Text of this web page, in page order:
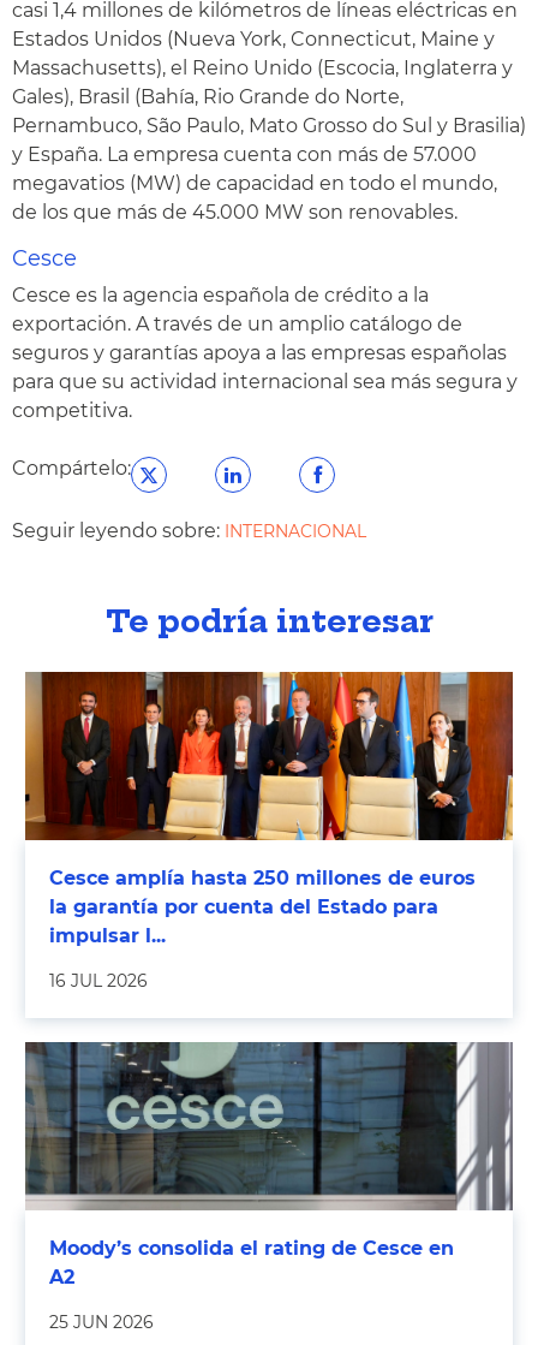
casi 1,4 millones de kilómetros de líneas eléctricas en
Estados Unidos (Nueva York, Connecticut, Maine y
Massachusetts), el Reino Unido (Escocia, Inglaterra y
Gales), Brasil (Bahía, Rio Grande do Norte,
Pernambuco, São Paulo, Mato Grosso do Sul y Brasilia)
y España. La empresa cuenta con más de 57.000
megavatios (MW) de capacidad en todo el mundo,
de los que más de 45.000 MW son renovables.
Cesce
Cesce es la agencia española de crédito a la
exportación. A través de un amplio catálogo de
seguros y garantías apoya a las empresas españolas
para que su actividad internacional sea más segura y
competitiva.
Compártelo:
Seguir leyendo sobre: INTERNACIONAL
Te podría interesar
Cesce amplía hasta 250 millones de euros
la garantía por cuenta del Estado para
impulsar l...
16 JUL 2026
Moody’s consolida el rating de Cesce en
A2
25 JUN 2026